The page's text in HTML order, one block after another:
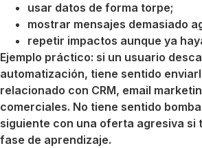
usar datos de forma torpe;
mostrar mensajes demasiado
repetir impactos aunque ya
Ejemplo práctico: si un usuario
automatización, tiene sentido
relacionado con CRM, email
comerciales. No tiene sentido
siguiente con una oferta agresiva si
fase de aprendizaje.